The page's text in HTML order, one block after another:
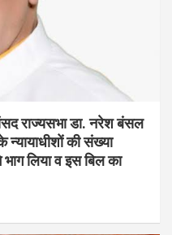
राज्यसभा डा. नरेश बंसल
की संख्या
लिया व इस बिल का